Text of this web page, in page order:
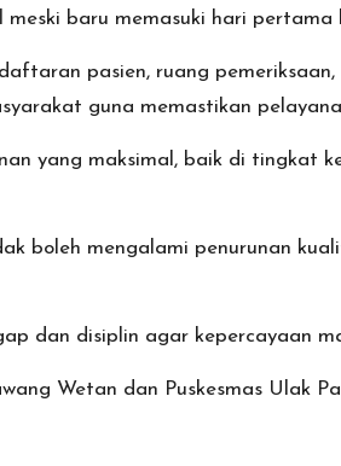
baru memasuki hari
pasien, ruang
guna memastikan
yang maksimal, baik di tingkat
boleh mengalami penurunan
dan disiplin agar kepercayaan
Wetan dan Puskesmas Ulak